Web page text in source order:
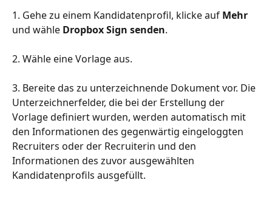
1. Gehe zu einem Kandidatenprofil, klicke auf Mehr
und wähle DropboxSign senden.
2. Wähle eine Vorlage aus.
3. Bereite das zu unterzeichnende Dokument vor. Die
Unterzeichnerfelder, die bei der Erstellung der
Vorlage definiert wurden, werden automatisch mit
den Informationen des gegenwärtig eingeloggten
Recruiters oder der Recruiterin und den
Informationen des zuvor ausgewählten
Kandidatenprofils ausgefüllt.